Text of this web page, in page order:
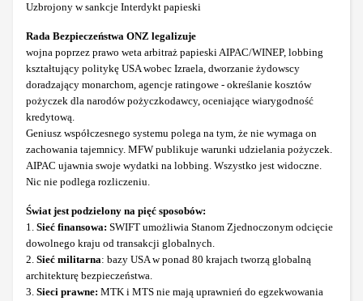
Uzbrojony w sankcje Interdykt papieski
Rada Bezpieczeństwa ONZ legalizuje
wojna poprzez prawo weta arbitraż papieski AIPAC/WINEP, lobbing
kształtujący politykę USA wobec Izraela, dworzanie żydowscy
doradzający monarchom, agencje ratingowe - określanie kosztów
pożyczek dla narodów pożyczkodawcy, oceniające wiarygodność
kredytową.
Geniusz współczesnego systemu polega na tym, że nie wymaga on
zachowania tajemnicy. MFW publikuje warunki udzielania pożyczek.
AIPAC ujawnia swoje wydatki na lobbing. Wszystko jest widoczne.
Nic nie podlega rozliczeniu.
Świat jest podzielony na pięć sposobów:
1. Sieć finansowa: SWIFT umożliwia Stanom Zjednoczonym odcięcie
dowolnego kraju od transakcji globalnych.
2. Sieć militarna: bazy USA w ponad 80 krajach tworzą globalną
architekturę bezpieczeństwa.
3. Sieci prawne: MTK i MTS nie mają uprawnień do egzekwowania